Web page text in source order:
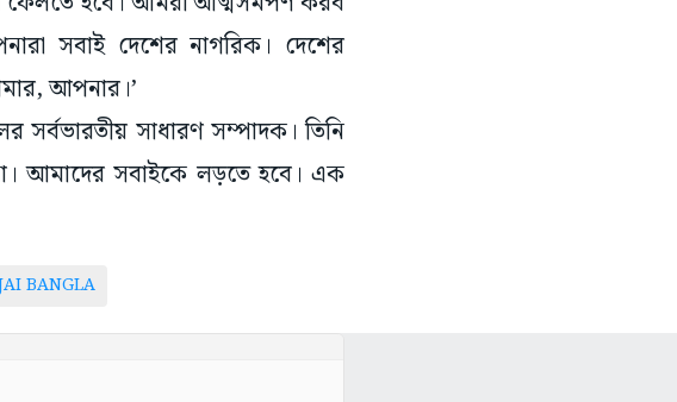
সবাই দেশের নাগরিক। দেশের
আপনার।’
সাধারণ সম্পাদক। তিনি
আমাদের সবাইকে লড়তে হবে। এক
BANGLA